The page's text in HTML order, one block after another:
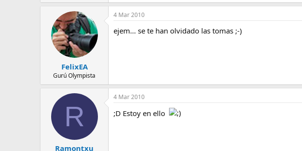
FelixEA
Gurú Olympista
4 Mar 2010
ejem... se te han olvidado las tomas ;-)
R
Ramontxu
4 Mar 2010
;D Estoy en ello